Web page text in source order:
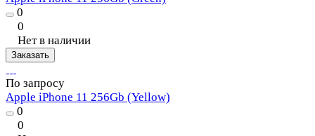
0
0
Нет в наличии
Заказать
По запросу
Apple iPhone 11 256Gb (Yellow)
0
0